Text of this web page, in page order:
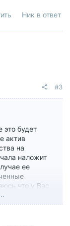
Ник в ответ
#3
это будет
актив
на
наложит
ее
что у Вас
то